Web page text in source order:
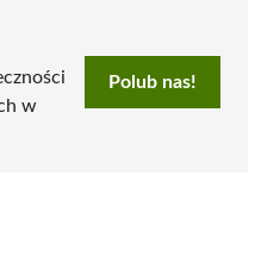
w
Polub nas!